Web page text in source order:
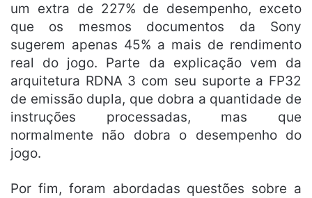
um extra de 227% de desempenho, exceto
que os mesmos documentos da Sony
sugerem apenas 45% a mais de rendimento
real do jogo. Parte da explicação vem da
arquitetura RDNA 3 com seu suporte a FP32
de emissão dupla, que dobra a quantidade de
instruções processadas, mas que
normalmente não dobra o desempenho do
jogo.
Por fim, foram abordadas questões sobre a